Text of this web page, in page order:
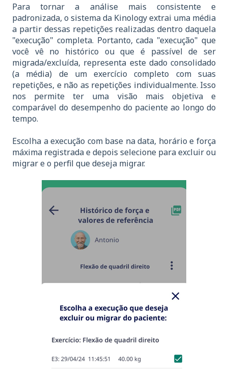
Para tornar a análise mais consistente e
padronizada, o sistema da Kinology extrai uma média
a partir dessas repetições realizadas dentro daquela
"execução" completa. Portanto, cada "execução" que
você vê no histórico ou que é passível de ser
migrada/excluída, representa este dado consolidado
(a média) de um exercício completo com suas
repetições, e não as repetições individualmente. Isso
nos permite ter uma visão mais objetiva e
comparável do desempenho do paciente ao longo do
tempo.
Escolha a execução com base na data, horário e força
máxima registrada e depois selecione para excluir ou
migrar e o perfil que deseja migrar.